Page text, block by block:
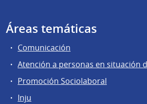
Áreas temáticas
Comunicación
Atención a personas en situación
Promoción Sociolaboral
Inju